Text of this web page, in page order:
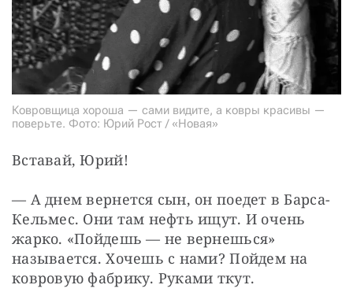
Ковровщица хороша — сами видите, а ковры красивы —
поверьте. Фото: Юрий Рост / «Новая»
Вставай, Юрий!
— А днем вернется сын, он поедет в Барса-
Кельмес. Они там нефть ищут. И очень
жарко. «Пойдешь — не вернешься»
называется. Хочешь с нами? Пойдем на
ковровую фабрику. Руками ткут.